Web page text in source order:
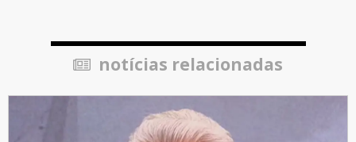
notícias relacionadas